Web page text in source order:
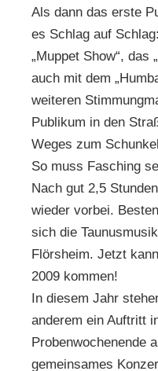
Als dann das erste
es Schlag auf
„Muppet Show“, das
auch mit dem
weiteren
Publikum in den
Weges zum
So muss Fasching
Nach gut 2,5
wieder vorbei.
sich die
Flörsheim. Jetzt
2009 kommen!
In diesem Jahr
anderem ein Auftritt
Probenwochenende
gemeinsames